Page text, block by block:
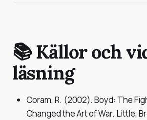
📚 Källor och
läsning
Coram, R. (2002). Boyd: The
Changed the Art of War. Little,